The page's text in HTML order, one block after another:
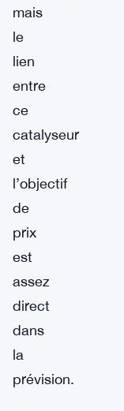
mais
le
lien
entre
ce
catalyseur
et
l’objectif
de
prix
est
assez
direct
dans
la
prévision.